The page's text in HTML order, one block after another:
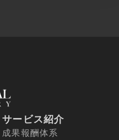
サービス紹介
成果報酬体系